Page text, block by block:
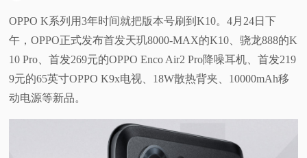
页
快
讯
OPPO K系列用3年时间就把版本号刷到K10。4月24日下
午，OPPO正式发布首发天玑8000-MAX的K10、骁龙888的K
10 Pro、首发269元的OPPO Enco Air2 Pro降噪耳机、首发219
9元的65英寸OPPO K9x电视、18W散热背夹、10000mAh移
动电源等新品。